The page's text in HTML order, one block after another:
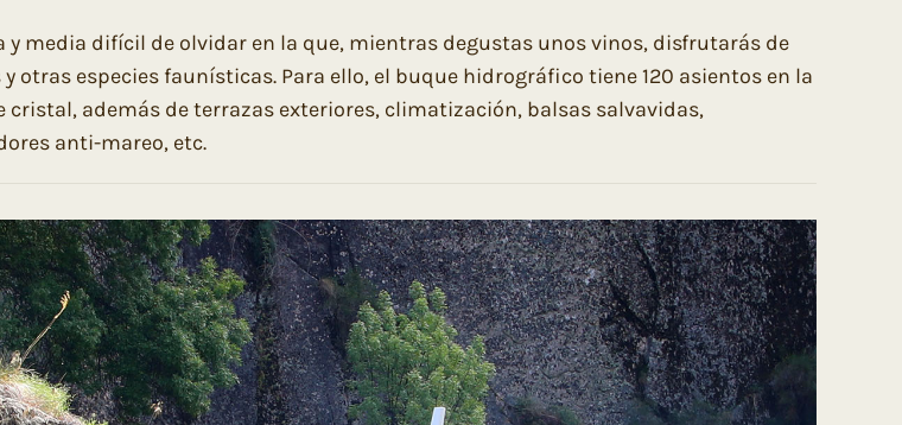
y media difícil de olvidar en la que, mientras degustas unos vinos, disfrutarás de
otras especies faunísticas. Para ello, el buque hidrográfico tiene 120 asientos en la
además de terrazas exteriores, climatización, balsas salvavidas,
anti-mareo, etc.